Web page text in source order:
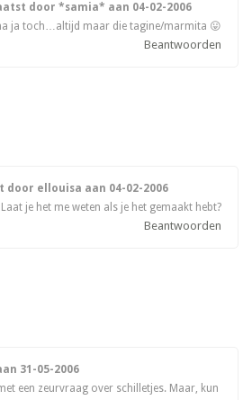
door *samia* aan 04-02-2006
ja toch…altijd maar die tagine/marmita 😛
Beantwoorden
door ellouisa aan 04-02-2006
je het me weten als je het gemaakt hebt?
Beantwoorden
31-05-2006
een zeurvraag over schilletjes. Maar, kun